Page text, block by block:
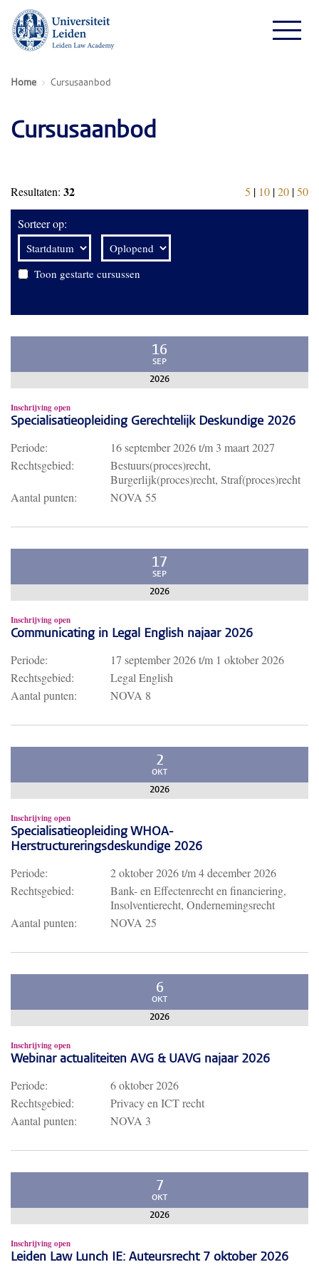
Home Cursusaanbod
Cursusaanbod
Resultaten: 32 5 | 10 |20 |50
Sorteer op:
Toon gestarte cursussen
16
SEP
2026
Inschrijving open
Specialisatieopleiding Gerechtelijk Deskundige 2026
Periode: 16 september 2026t/m 3 maart 2027
Rechtsgebied:
Bestuurs(proces)recht,
Burgerlijk(proces)recht, Straf(proces)recht
Aantal punten:
NOVA 55
17
SEP
2026
Inschrijving open
Communicating in Legal English najaar 2026
Periode: 17 september 2026t/m 1 oktober 2026
Rechtsgebied:
Legal English
Aantal punten:
NOVA 8
2
OKT
2026
Inschrijving open
Specialisatieopleiding WHOA-
Herstructureringsdeskundige 2026
Periode: 2 oktober 2026t/m4 december 2026
Rechtsgebied:
Bank- en Effectenrecht en financiering,
Insolventierecht, Ondernemingsrecht
Aantal punten:
NOVA 25
6
OKT
2026
Inschrijving open
Webinar actualiteiten AVG & UAVG najaar 2026
Periode:
6 oktober 2026
Rechtsgebied:
Privacy en ICT recht
Aantal punten:
NOVA 3
7
OKT
2026
Inschrijving open
Leiden Law Lunch IE: Auteursrecht 7 oktober 2026